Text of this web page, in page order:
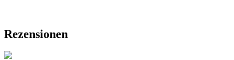
Rezensionen